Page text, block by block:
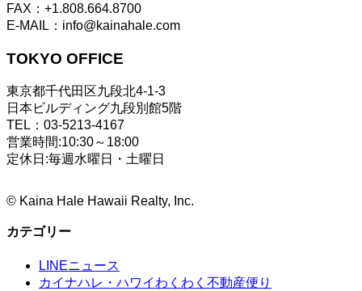
FAX：+1.808.664.8700
E-MAIL：info@kainahale.com
TOKYO OFFICE
東京都千代田区九段北4-1-3
日本ビルディング九段別館5階
TEL：03-5213-4167
営業時間:10:30～18:00
定休日:毎週水曜日・土曜日
© Kaina Hale Hawaii Realty, Inc.
カテゴリー
LINEニュース
カイナハレ・ハワイわくわく不動産便り